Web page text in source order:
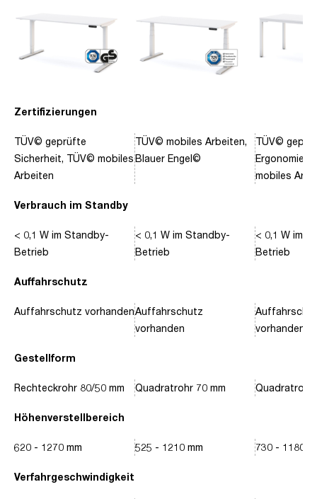
Zertifizierungen
Verbrauch im Standby
Auffahrschutz
Gestellform
Höhenverstellbereich
Verfahrgeschwindigkeit
TÜV© geprüfte
Sicherheit, TÜV© mobiles
Arbeiten
< 0,1 W im Standby-
Betrieb
Auffahrschutz vorhanden
Rechteckrohr 80/50 mm
620 - 1270 mm
TÜV© mobiles Arbeiten,
Blauer Engel©
< 0,1 W im Standby-
Betrieb
Auffahrschutz
vorhanden
Quadratrohr 70 mm
525 - 1210 mm
TÜV©
Ergonomie,
mobiles
< 0,1 W im
Betrieb
vorhanden
Quadratrohr
730 - 1180